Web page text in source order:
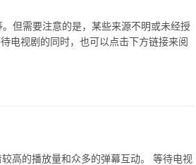
但需要注意的是，某些来源不明或未经授
电视剧的同时，也可以点击下方链接来阅
高的播放量和众多的弹幕互动。 等待电视